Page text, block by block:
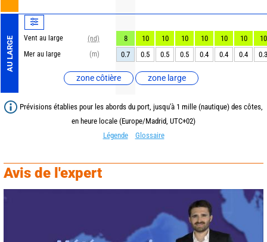
AU LARGE Vent au large
(nd)
Mer au large
(m)
zone côtière zone large
8 10 10 10 10 10 10
10
0.7
0.5 0.5 0.5 0.4 0.4 0.4 0.3
Prévisions établies pour les abords du port, jusqu'à 1 mille (nautique) des côtes,
en heure locale (Europe/Madrid, UTC+02)
Légende
Glossaire
Avis de l'expert